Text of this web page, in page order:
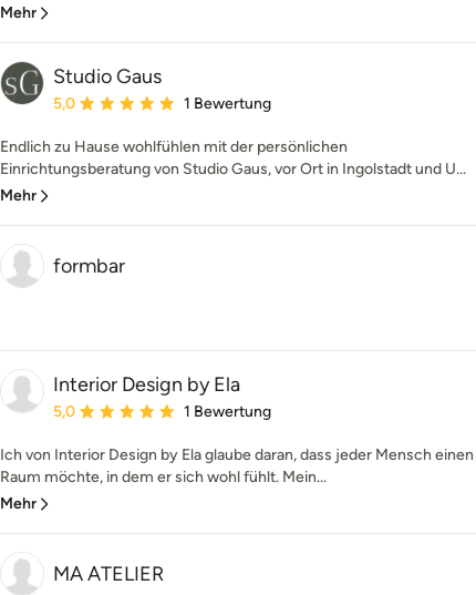
Mehr
Studio Gaus
Durchschnittliche Bewertung: 5 von 5 Sternen
5,0 1 Bewertung
Endlich zu Hause wohlfühlen mit der persönlichen
Einrichtungsberatung von Studio Gaus, vor Ort in Ingolstadt und U...
Mehr
formbar
Interior Design by Ela
Durchschnittliche Bewertung: 5 von 5 Sternen
5,0 1 Bewertung
Ich von Interior Design by Ela glaube daran, dass jeder Mensch einen
Raum möchte, in dem er sich wohl fühlt. Mein...
Mehr
MA ATELIER